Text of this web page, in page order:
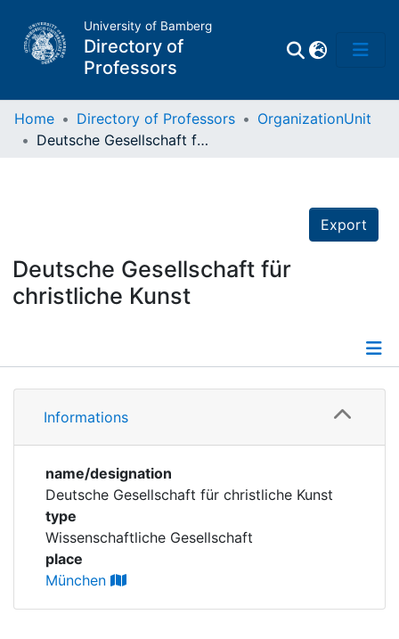
University of Bamberg
Directory of
Professors
Corporations
registry
Home Directory of Professors
OrganizationUnit
Deutsche Gesellschaft für christliche Kunst
Export
Deutsche Gesellschaft für
christliche Kunst
Details
Informations
name/designation
Deutsche Gesellschaft für christliche Kunst
type
Wissenschaftliche Gesellschaft
place
München